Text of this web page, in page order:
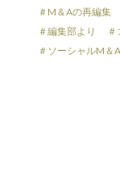
＃M＆Aの再編集
＃編集部より
＃ソーシャルM＆